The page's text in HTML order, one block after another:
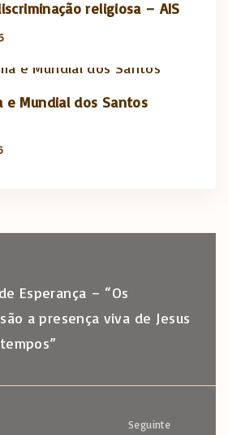
religiosa – AIS
e Mundial dos Santos
Esperança – “Os
a presença viva de Jesus
Seguinte